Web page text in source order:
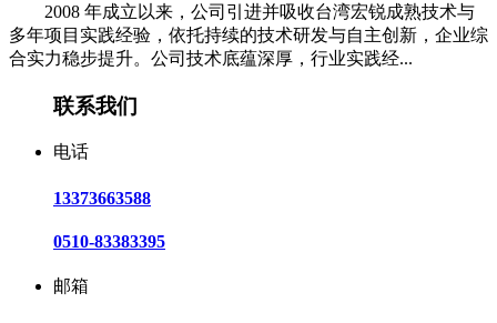
2008 年成立以来，公司引进并吸收台湾宏锐成熟技术与
多年项目实践经验，依托持续的技术研发与自主创新，企业综
合实力稳步提升。公司技术底蕴深厚，行业实践经...
联系我们
电话
13373663588
0510-83383395
邮箱